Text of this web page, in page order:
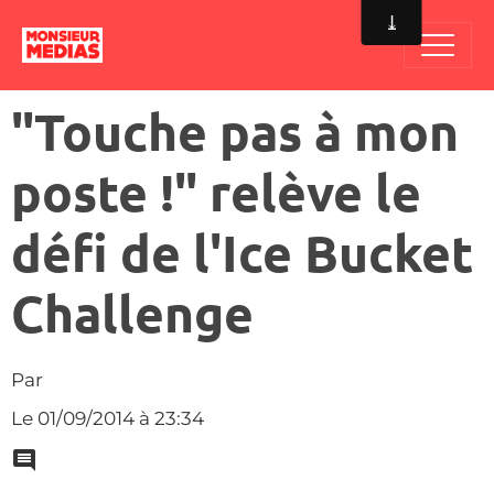
"Touche pas à mon
poste !" relève le
défi de l'Ice Bucket
Challenge
Par
Le 01/09/2014 à 23:34